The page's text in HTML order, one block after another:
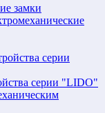
замки
серии "LIDO"